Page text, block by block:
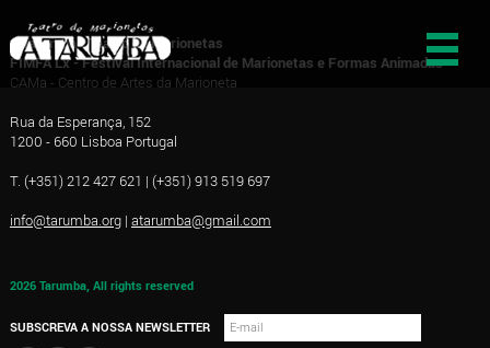
A Tarumba - Teatro de Marionetas
FIMFA Lx - Festival Internacional de Marionetas e Formas Animadas
CAMa - Centro de Artes da Marioneta
Rua da Esperança, 152
1200 - 660 Lisboa Portugal
T. (+351) 212 427 621 | (+351) 913 519 697
info@tarumba.org| atarumba@gmail.com
2026 Tarumba, All rights reserved
SUBSCREVA A NOSSA NEWSLETTER